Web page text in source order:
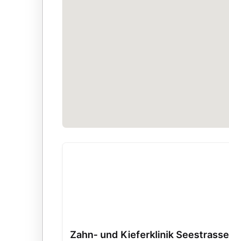
Zahn- und Kieferklinik Seestrasse